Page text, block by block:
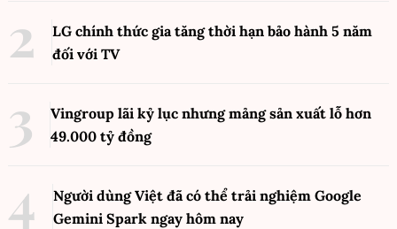
LG chính thức gia tăng thời hạn bảo hành 5 năm
đối với TV
Vingroup lãi kỷ lục nhưng mảng sản xuất lỗ hơn
49.000 tỷ đồng
Người dùng Việt đã có thể trải nghiệm Google
Gemini Spark ngay hôm nay